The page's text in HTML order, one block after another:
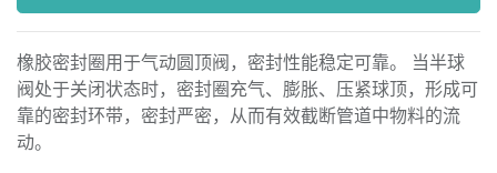
橡胶密封圈用于气动圆顶阀，密封性能稳定可靠。 当半球
阀处于关闭状态时，密封圈充气、膨胀、压紧球顶，形成可
靠的密封环带，密封严密，从而有效截断管道中物料的流
动。